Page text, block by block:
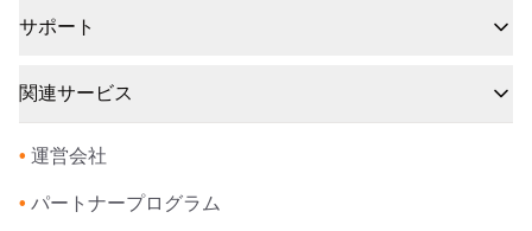
サポート
関連サービス
• 運営会社
• パートナープログラム